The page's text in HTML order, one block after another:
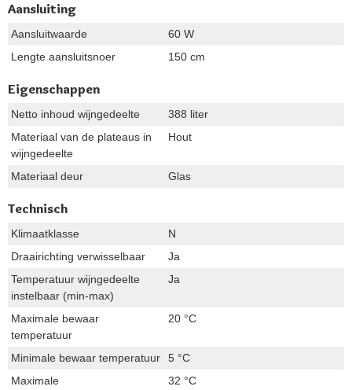
Aansluiting
Aansluitwaarde
60 W
Lengte aansluitsnoer
150 cm
Eigenschappen
Netto inhoud wijngedeelte
388 liter
Materiaal van de plateaus in
wijngedeelte
Hout
Materiaal deur Glas
Technisch
Klimaatklasse
N
Draairichting verwisselbaar
Ja
Temperatuur wijngedeelte
instelbaar (min-max)
Ja
Maximale bewaar
temperatuur
20 °C
Minimale bewaar temperatuur
5 °C
Maximale
32 °C